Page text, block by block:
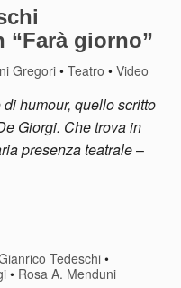
“Farà giorno”
Gregori •Teatro •Video
humour, quello scritto
Giorgi. Che trova in
presenza teatrale–
Tedeschi•
• Rosa A. Menduni